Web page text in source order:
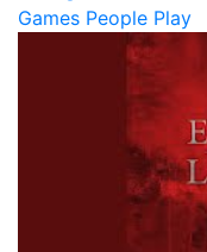
Games People Play